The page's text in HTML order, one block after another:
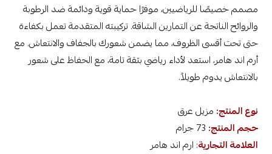
مصمم خصيصًا للرياضيين، موفرًا حماية قوية ودائمة ضد الرطوبة
والروائح الناتجة عن التمارين الشاقة. تركيبته المتقدمة تعمل بكفاءة
حتى تحت أقسى الظروف، مما يضمن شعورك بالجفاف والانتعاش. مع
أرم اند هامر، استعد لأداء رياضي بثقة تامة، مع الحفاظ على شعور
بالانتعاش يدوم طويلاً.
نوع المنتج: مزيل عرق
حجم المنتج:
العلامة التجارية: ارم اند هامر